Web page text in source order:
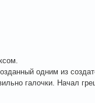
одним из
галочки. Начал